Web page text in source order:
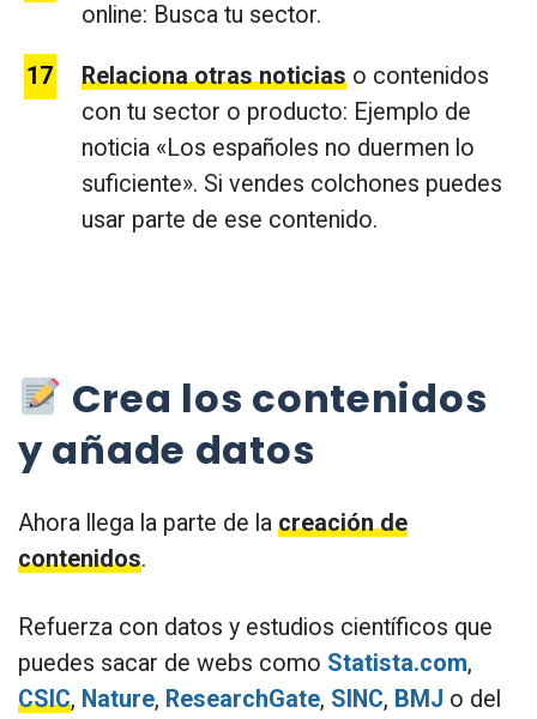
online: Busca tu sector.
Relaciona otras noticias o contenidos
con tu sector o producto: Ejemplo de
noticia «Los españoles no duermen lo
suficiente». Si vendes colchones puedes
usar parte de ese contenido.
Crea los contenidos
y añade datos
Ahora llega la parte de la creación de
contenidos.
Refuerza con datos y estudios científicos que
puedes sacar de webs como Statista.com,
CSIC, Nature, ResearchGate, SINC, BMJ o del